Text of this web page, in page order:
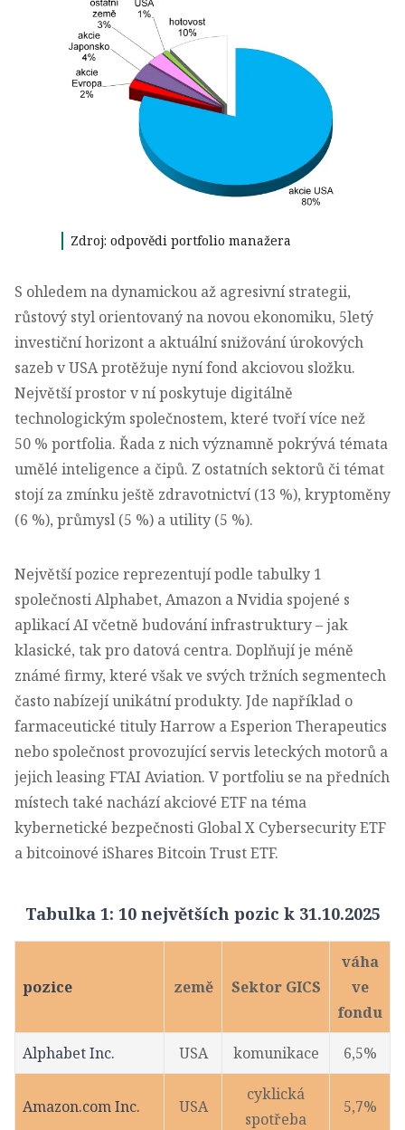
Zdroj: odpovědi portfolio manažera
S ohledem na dynamickou až agresivní strategii,
růstový styl orientovaný na novou ekonomiku, 5letý
investiční horizont a aktuální snižování úrokových
sazeb v USA protěžuje nyní fond akciovou složku.
Největší prostor v ní poskytuje digitálně
technologickým společnostem, které tvoří více než
50 % portfolia. Řada z nich významně pokrývá témata
umělé inteligence a čipů. Z ostatních sektorů či témat
stojí za zmínku ještě zdravotnictví (13 %), kryptoměny
(6 %), průmysl (5 %) a utility (5 %).
Největší pozice reprezentují podle tabulky 1
společnosti Alphabet, Amazon a Nvidia spojené s
aplikací AI včetně budování infrastruktury – jak
klasické, tak pro datová centra. Doplňují je méně
známé firmy, které však ve svých tržních segmentech
často nabízejí unikátní produkty. Jde například o
farmaceutické tituly Harrow a Esperion Therapeutics
nebo společnost provozující servis leteckých motorů a
jejich leasing FTAI Aviation. V portfoliu se na předních
místech také nachází akciové ETF na téma
kybernetické bezpečnosti Global X Cybersecurity ETF
a bitcoinové iShares Bitcoin Trust ETF.
Tabulka 1: 10 největších pozic k 31.10.2025
pozice země Sektor GICS
váha
ve
fondu
Alphabet Inc. USA komunikace 6,5%
Amazon.com Inc. USA
cyklická
spotřeba
5,7%